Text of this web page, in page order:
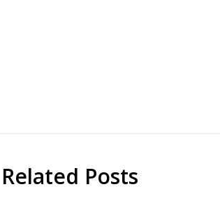
Related Posts